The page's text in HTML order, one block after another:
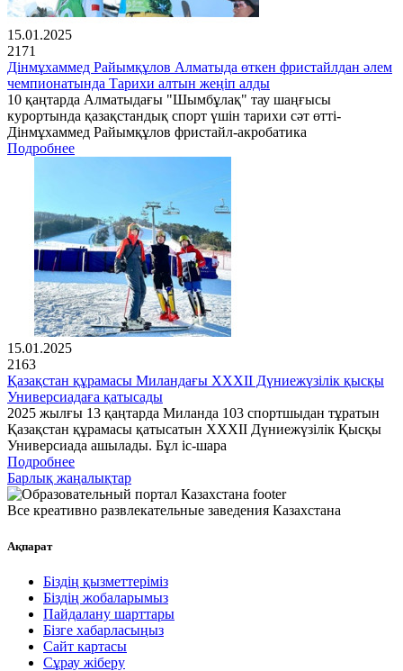
15.01.2025
2171
Дінмұхаммед Райымқұлов Алматыда өткен фристайлдан әлем
чемпионатында Тарихи алтын жеңіп алды
10 қаңтарда Алматыдағы "Шымбұлақ" тау шаңғысы
курортында қазақстандық спорт үшін тарихи сәт өтті-
Дінмұхаммед Райымқұлов фристайл-акробатика
Подробнее
15.01.2025
2163
Қазақстан құрамасы Миландағы XXXII Дүниежүзілік қысқы
Универсиадаға қатысады
2025 жылғы 13 қаңтарда Миланда 103 спортшыдан тұратын
Қазақстан құрамасы қатысатын XXXII Дүниежүзілік Қысқы
Универсиада ашылады. Бұл іс-шара
Подробнее
Барлық жаңалықтар
Все креативно развлекательные заведения Казахстана
Ақпарат
Біздің қызметтеріміз
Біздің жобаларымыз
Пайдалану шарттары
Бізге хабарласыңыз
Сайт картасы
Сұрау жіберу